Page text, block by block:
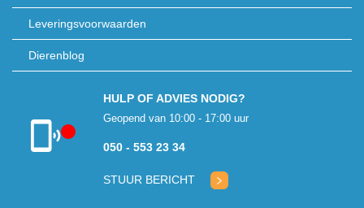
Leveringsvoorwaarden
Dierenblog
Klantenservice
HULP OF ADVIES NODIG?
Geopend van 10:00 - 17:00 uur
050 - 553 23 34
STUUR BERICHT